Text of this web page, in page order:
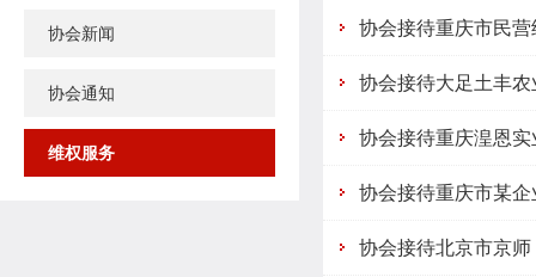
协会新闻
协会通知
维权服务
协会接待重庆市民
协会接待大足土丰
协会接待重庆湟恩
协会接待重庆市某
协会接待北京市京